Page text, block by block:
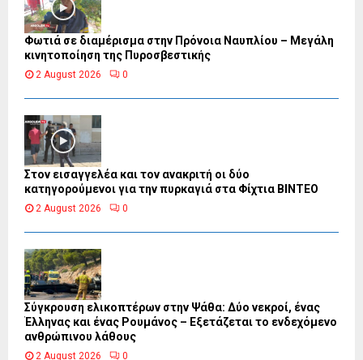
Φωτιά σε διαμέρισμα στην Πρόνοια Ναυπλίου – Μεγάλη
κινητοποίηση της Πυροσβεστικής
2 August 2026 0
Στον εισαγγελέα και τον ανακριτή οι δύο
κατηγορούμενοι για την πυρκαγιά στα Φίχτια ΒΙΝΤΕΟ
2 August 2026 0
Σύγκρουση ελικοπτέρων στην Ψάθα: Δύο νεκροί, ένας
Έλληνας και ένας Ρουμάνος – Εξετάζεται το ενδεχόμενο
ανθρώπινου λάθους
2 August 2026 0